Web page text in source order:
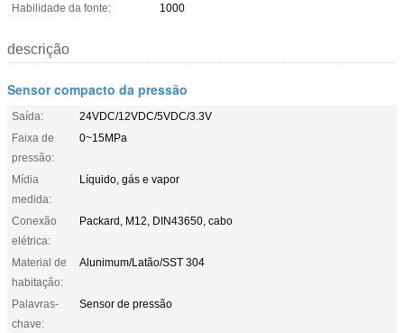
Habilidade da fonte:
1000
descrição
Sensor compacto da pressão
Saída:
24VDC/12VDC/5VDC/3.3V
Faixa de
pressão:
0~15MPa
Mídia
medida:
Líquido, gás e vapor
Conexão
elétrica:
Packard, M12, DIN43650, cabo
Material de
habitação:
Alunimum/Latão/SST 304
Palavras-
chave:
Sensor de pressão